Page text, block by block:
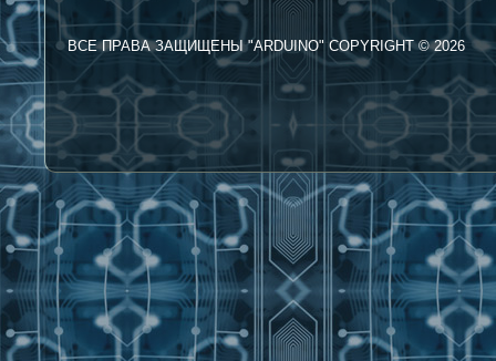
ВСЕ ПРАВА ЗАЩИЩЕНЫ "ARDUINO" COPYRIGHT © 2026